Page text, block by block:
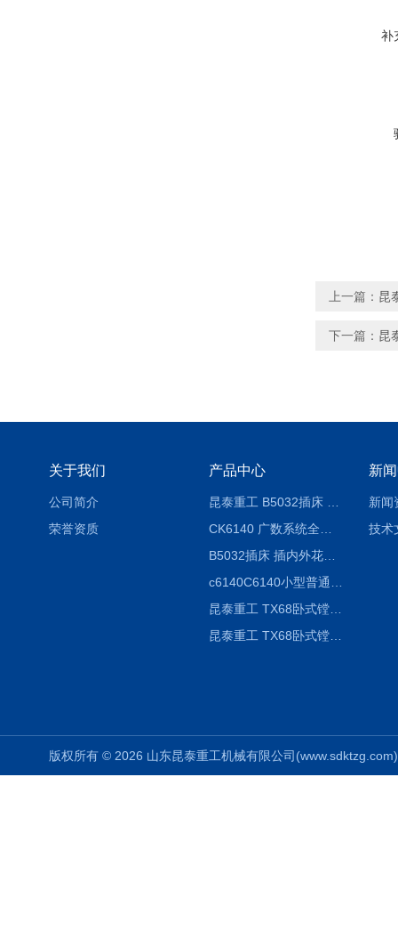
补
上一篇： 昆
下一篇： 昆
关于我们
公司简介
荣誉资质
产品中心
B5032插床 插内外花键槽 B5020液压立式插床
昆泰重工 TX68卧式镗床 镗孔机 镗缸机
昆泰重工 TX68卧式镗床 镗孔机 镗缸机 单柱
新
新闻
技术
版权所有 © 2026 山东昆泰重工机械有限公司